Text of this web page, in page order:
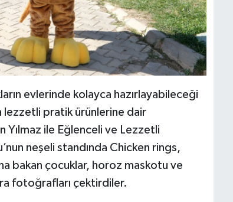
evlerinde kolayca hazırlayabileceği
pratik ürünlerine dair
ile Eğlenceli ve Lezzetli
neşeli standında Chicken rings,
bakan çocuklar, horoz maskotu ve
fotoğrafları çektirdiler.